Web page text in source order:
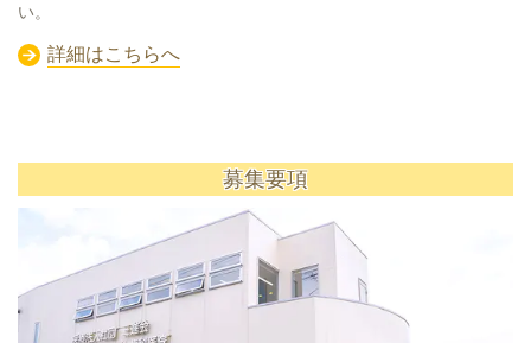
い。
詳細はこちらへ
募集要項